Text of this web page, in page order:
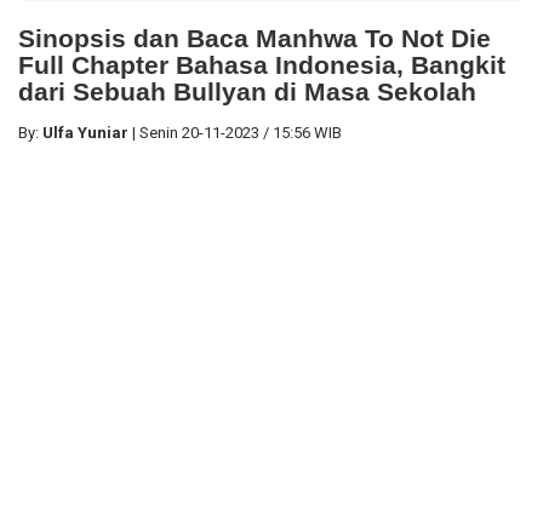
Sinopsis dan Baca Manhwa To Not Die
Full Chapter Bahasa Indonesia, Bangkit
dari Sebuah Bullyan di Masa Sekolah
By: Ulfa Yuniar | Senin 20-11-2023 / 15:56 WIB